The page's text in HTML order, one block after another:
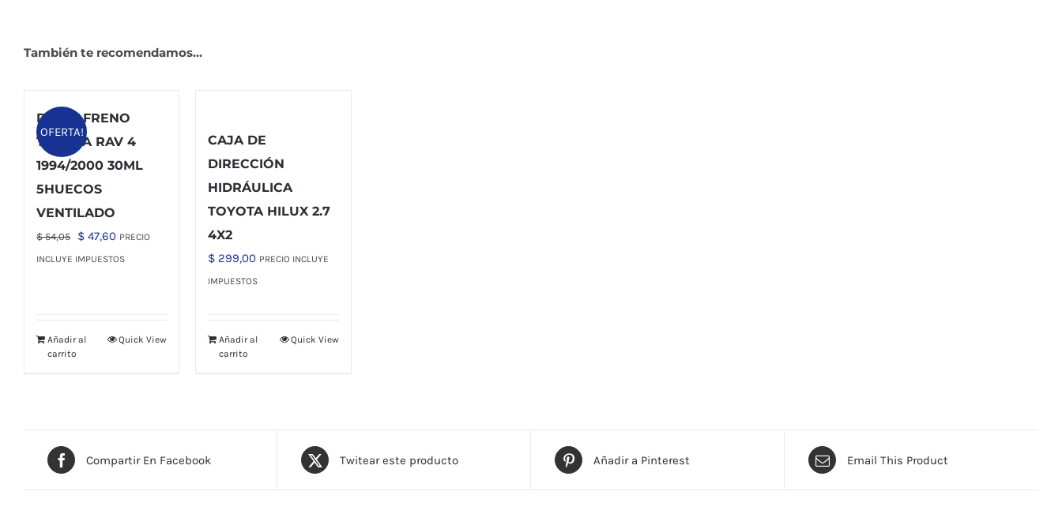
También te recomendamos…
OFERTA!
DISCO FRENO
TOYOTA RAV 4
1994/2000 30ML
5HUECOS
VENTILADO
$54,05
El
precio
$ 47,60El
precio
PRECIO
INCLUYE IMPUESTOS
Añadir al
carrito
Quick View
CAJA DE
DIRECCIÓN
HIDRÁULICA
TOYOTA HILUX 2.7
4X2
$ 299,00 PRECIO INCLUYE
IMPUESTOS
Añadir al
carrito
Quick View
Compartir En Facebook Twitear este producto Añadir a Pinterest Email This Product